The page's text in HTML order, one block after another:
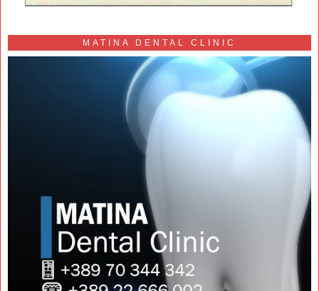
MATINA DENTAL CLINIC